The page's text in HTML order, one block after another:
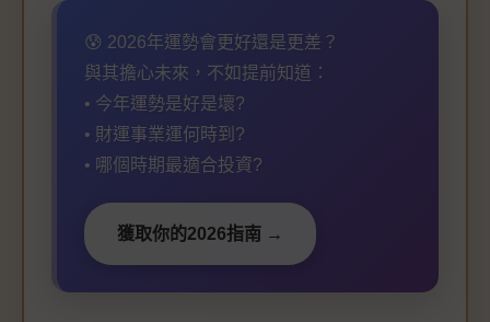
😰 2026年運勢會更好還是更差？
與其擔心未來，不如提前知道：
• 今年運勢是好是壞?
• 財運事業運何時到?
• 哪個時期最適合投資?
獲取你的2026指南 →